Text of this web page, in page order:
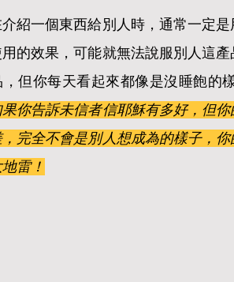
紹一個東西給別人時，通常一定
的效果，可能就無法說服別人這
但你每天看起來都像是沒睡飽的
果你告訴未信者信耶穌有多好，但
完全不會是別人想成為的樣子，
雷！